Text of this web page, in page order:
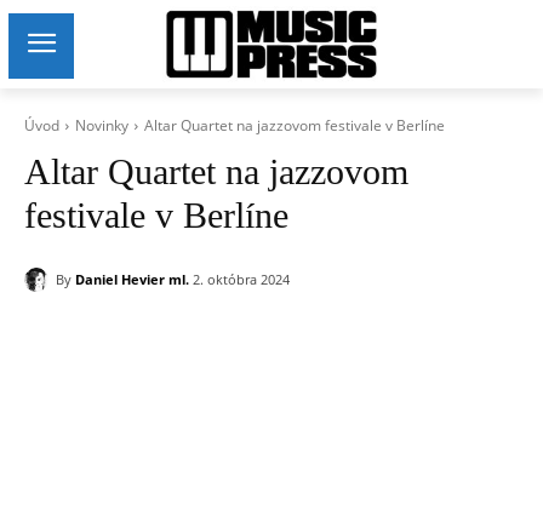
Úvod Novinky Altar Quartet na jazzovom festivale v Berlíne
Altar Quartet na jazzovom
festivale v Berlíne
By Daniel Hevier ml. 2. októbra 2024